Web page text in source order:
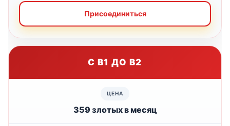
Присоединиться
С B1 ДО B2
359 злотых в месяц